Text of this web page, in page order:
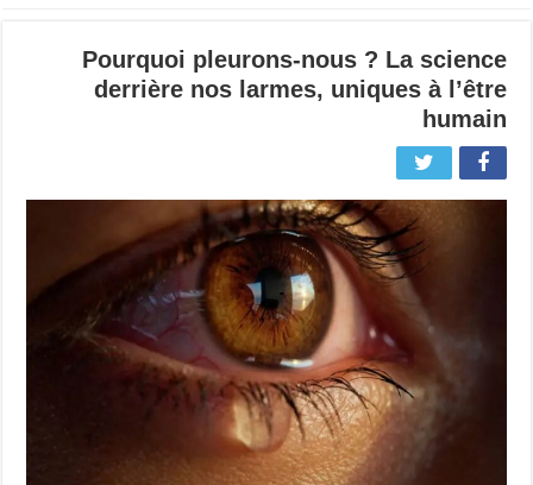
Pourquoi pleurons-nous ? La science
derrière nos larmes, uniques à l’être
humain